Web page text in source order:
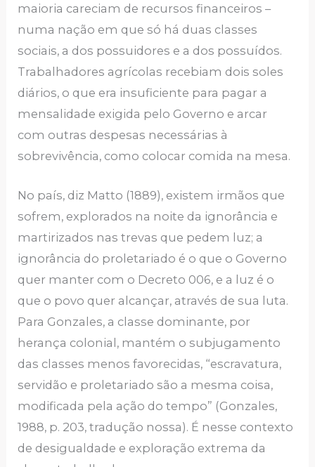
maioria careciam de recursos financeiros –
numa nação em que só há duas classes
sociais, a dos possuidores e a dos possuídos.
Trabalhadores agrícolas recebiam dois soles
diários, o que era insuficiente para pagar a
mensalidade exigida pelo Governo e arcar
com outras despesas necessárias à
sobrevivência, como colocar comida na mesa.
No país, diz Matto (1889), existem irmãos que
sofrem, explorados na noite da ignorância e
martirizados nas trevas que pedem luz; a
ignorância do proletariado é o que o Governo
quer manter com o Decreto 006, e a luz é o
que o povo quer alcançar, através de sua luta.
Para Gonzales, a classe dominante, por
herança colonial, mantém o subjugamento
das classes menos favorecidas, “escravatura,
servidão e proletariado são a mesma coisa,
modificada pela ação do tempo” (Gonzales,
1988, p. 203, tradução nossa). É nesse contexto
de desigualdade e exploração extrema da